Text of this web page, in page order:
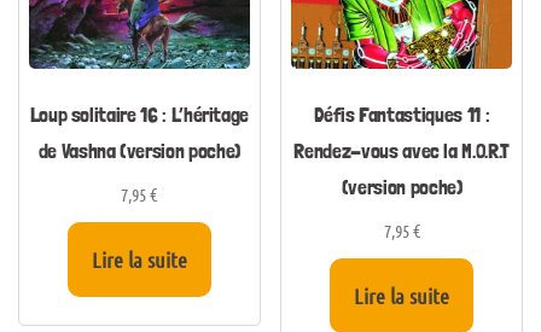
Loup solitaire 16 : L’héritage
de Vashna (version poche)
7,95€
Lire la suite
Défis Fantastiques 11 :
Rendez-vous avec la M.O.R.T
(version poche)
7,95€
Lire la suite